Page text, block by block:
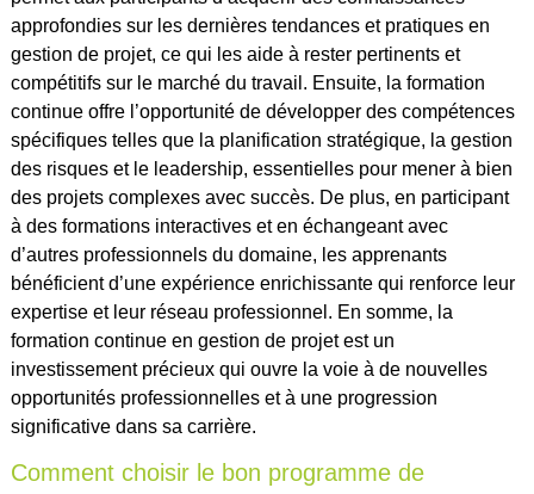
approfondies sur les dernières tendances et pratiques en
gestion de projet, ce qui les aide à rester pertinents et
compétitifs sur le marché du travail. Ensuite, la formation
continue offre l’opportunité de développer des compétences
spécifiques telles que la planification stratégique, la gestion
des risques et le leadership, essentielles pour mener à bien
des projets complexes avec succès. De plus, en participant
à des formations interactives et en échangeant avec
d’autres professionnels du domaine, les apprenants
bénéficient d’une expérience enrichissante qui renforce leur
expertise et leur réseau professionnel. En somme, la
formation continue en gestion de projet est un
investissement précieux qui ouvre la voie à de nouvelles
opportunités professionnelles et à une progression
significative dans sa carrière.
Comment choisir le bon programme de